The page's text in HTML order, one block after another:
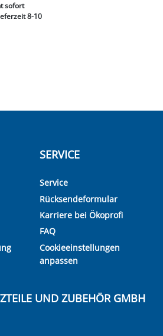
sofort
8-10
SERVICE
Service
Rücksendeformular
Karriere bei Ökoprofi
FAQ
Cookieeinstellungen
anpassen
UND ZUBEHÖR GMBH